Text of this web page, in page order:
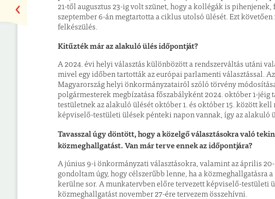
21-től augusztus 23-ig volt szünet, hogy a kollégák is
szeptember 6-án megtartotta a ciklus utolsó ülését. Ezt
felkészülés.
Kitűzték már az alakuló ülés időpontját?
A 2024. évi helyi választás különbözött a rendszerváltás utáni
mivel egy időben tartották az európai parlamenti választással.
Magyarország helyi önkormányzatairól szóló törvény
polgármesterek megbízatása főszabályként 2024. október 1-jéig
testületnek az alakuló ülését október 1. és október 15. között
képviselő-testületi ülések pénteki napon vannak, így az alakuló
Tavasszal úgy döntött, hogy a közelgő választásokra való
közmeghallgatást. Van már terve ennek az időpontjára?
A június 9-i önkormányzati választásokra, valamint az április
gondoltam úgy, hogy célszerűbb lenne, ha a közmeghallgatásra
kerülne sor. A munkatervben előre tervezett képviselő-testületi
közmeghallgatást november 27-ére tervezem összehívni.